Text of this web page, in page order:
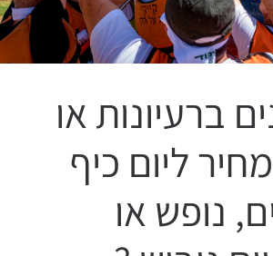
ברעיונות או
ליום כיף
נופש או